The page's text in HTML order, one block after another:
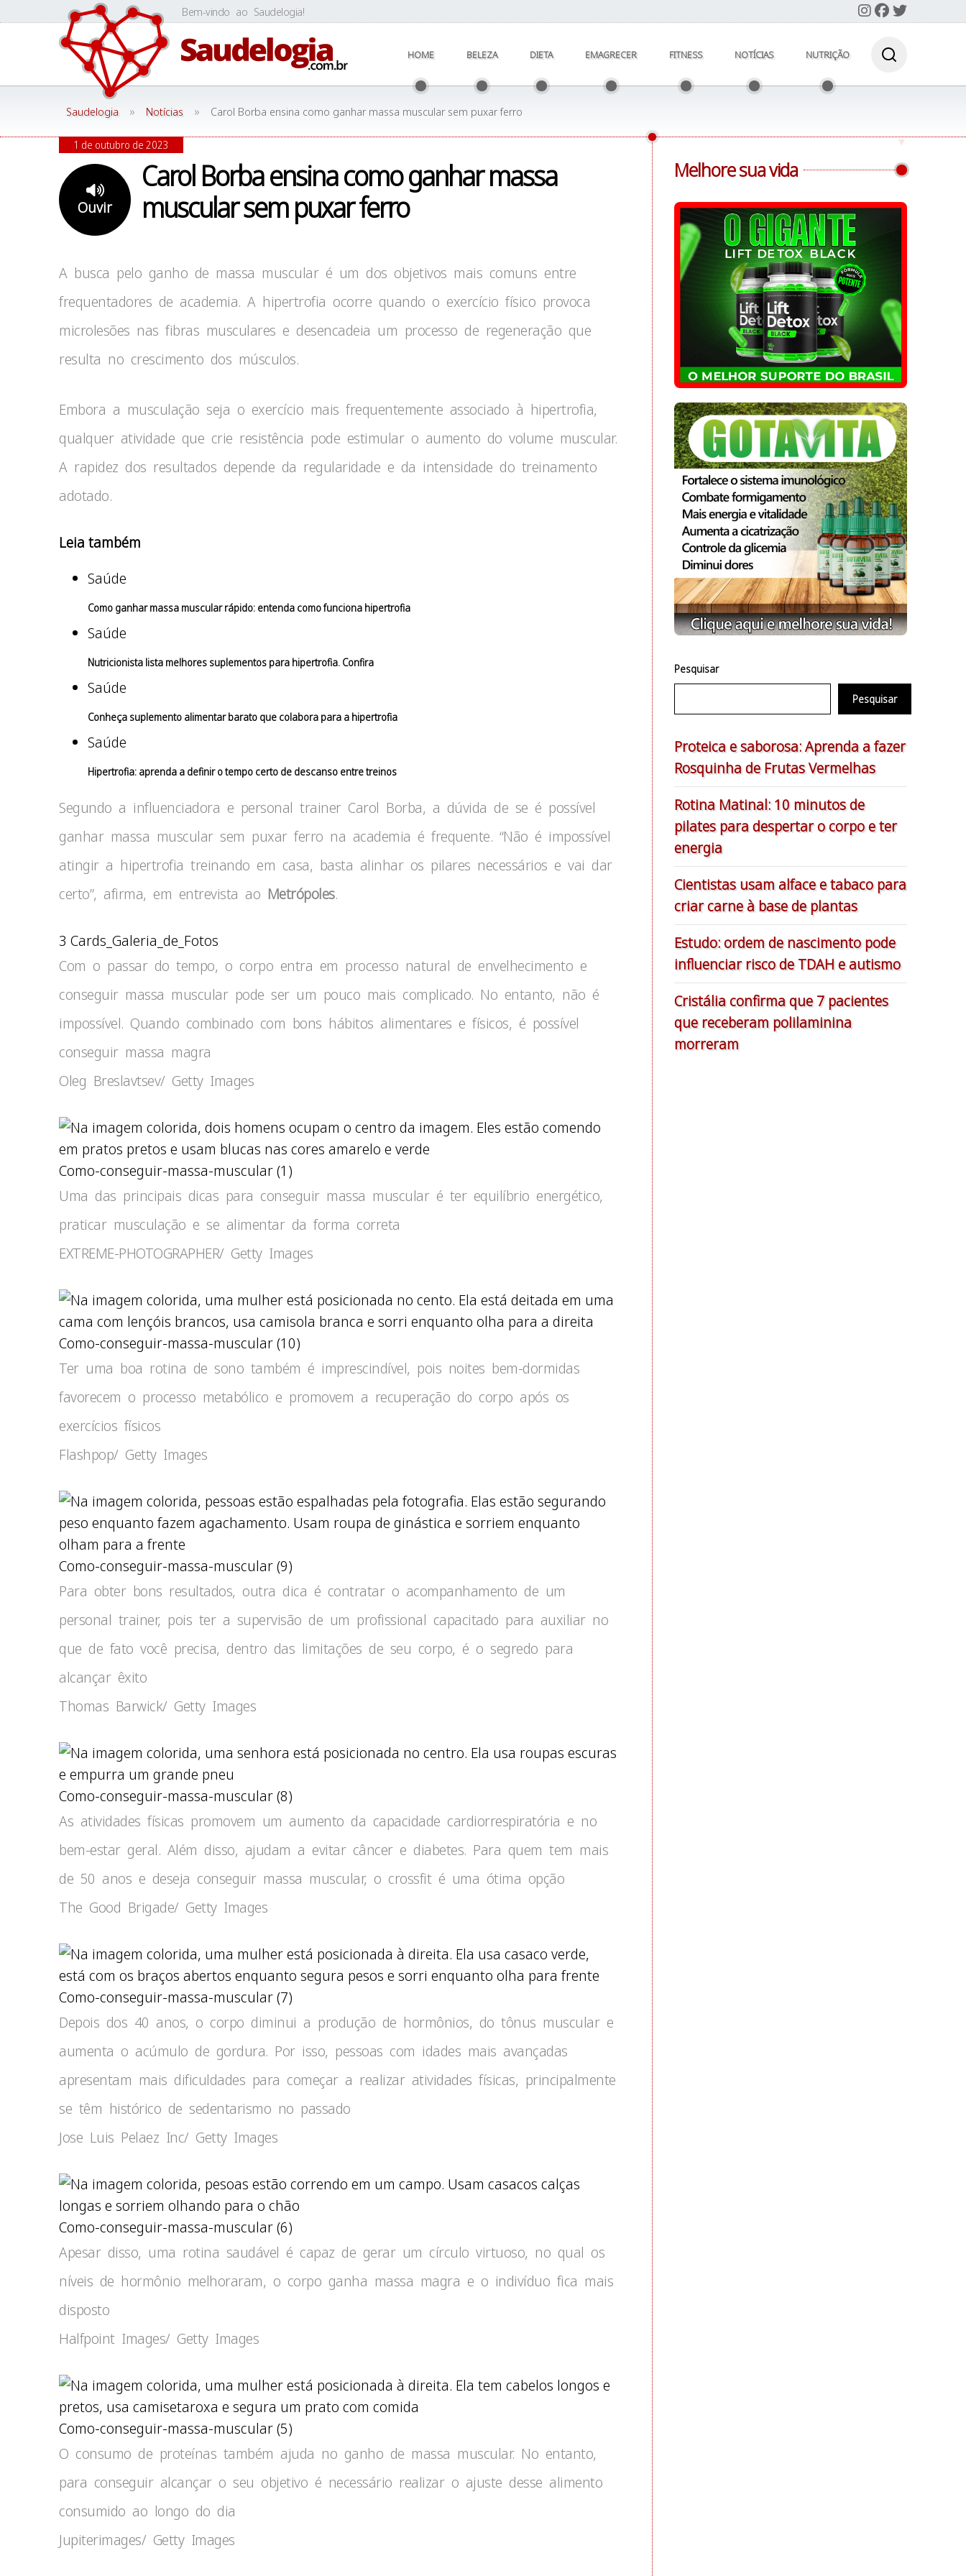
Bem-vindo ao Saudelogia!
HOME BELEZA DIETA EMAGRECER FITNESS NOTÍCIAS NUTRIÇÃO
Saudelogia » Notícias » Carol Borba ensina como ganhar massa muscular sem puxar ferro
Carol Borba ensina como ganhar massa
muscular sem puxar ferro
Ouvir
1 de outubro de 2023
A busca pelo ganho de massa muscular é um dos objetivos mais comuns entre
frequentadores de academia. A hipertrofia ocorre quando o exercício físico provoca
microlesões nas fibras musculares e desencadeia um processo de regeneração que
resulta no crescimento dos músculos.
Embora a musculação seja o exercício mais frequentemente associado à hipertrofia,
qualquer atividade que crie resistência pode estimular o aumento do volume muscular.
A rapidez dos resultados depende da regularidade e da intensidade do treinamento
adotado.
Leia também
Saúde
Como ganhar massa muscular rápido: entenda como funciona hipertrofia
Saúde
Nutricionista lista melhores suplementos para hipertrofia. Confira
Saúde
Conheça suplemento alimentar barato que colabora para a hipertrofia
Saúde
Hipertrofia: aprenda a definir o tempo certo de descanso entre treinos
Segundo a influenciadora e personal trainer Carol Borba, a dúvida de se é possível
ganhar massa muscular sem puxar ferro na academia é frequente. “Não é impossível
atingir a hipertrofia treinando em casa, basta alinhar os pilares necessários e vai dar
certo”, afirma, em entrevista ao Metrópoles.
3 Cards_Galeria_de_Fotos
Com o passar do tempo, o corpo entra em processo natural de envelhecimento e
conseguir massa muscular pode ser um pouco mais complicado. No entanto, não é
impossível. Quando combinado com bons hábitos alimentares e físicos, é possível
conseguir massa magra
Oleg Breslavtsev/ Getty Images
Como-conseguir-massa-muscular (1)
Uma das principais dicas para conseguir massa muscular é ter equilíbrio energético,
praticar musculação e se alimentar da forma correta
EXTREME-PHOTOGRAPHER/ Getty Images
Como-conseguir-massa-muscular (10)
Ter uma boa rotina de sono também é imprescindível, pois noites bem-dormidas
favorecem o processo metabólico e promovem a recuperação do corpo após os
exercícios físicos
Flashpop/ Getty Images
Como-conseguir-massa-muscular (9)
Para obter bons resultados, outra dica é contratar o acompanhamento de um
personal trainer, pois ter a supervisão de um profissional capacitado para auxiliar no
que de fato você precisa, dentro das limitações de seu corpo, é o segredo para
alcançar êxito
Thomas Barwick/ Getty Images
Como-conseguir-massa-muscular (8)
As atividades físicas promovem um aumento da capacidade cardiorrespiratória e no
bem-estar geral. Além disso, ajudam a evitar câncer e diabetes. Para quem tem mais
de 50 anos e deseja conseguir massa muscular, o crossfit é uma ótima opção
The Good Brigade/ Getty Images
Como-conseguir-massa-muscular (7)
Depois dos 40 anos, o corpo diminui a produção de hormônios, do tônus muscular e
aumenta o acúmulo de gordura. Por isso, pessoas com idades mais avançadas
apresentam mais dificuldades para começar a realizar atividades físicas, principalmente
se têm histórico de sedentarismo no passado
Jose Luis Pelaez Inc/ Getty Images
Como-conseguir-massa-muscular (6)
Apesar disso, uma rotina saudável é capaz de gerar um círculo virtuoso, no qual os
níveis de hormônio melhoraram, o corpo ganha massa magra e o indivíduo fica mais
disposto
Halfpoint Images/ Getty Images
Como-conseguir-massa-muscular (5)
O consumo de proteínas também ajuda no ganho de massa muscular. No entanto,
para conseguir alcançar o seu objetivo é necessário realizar o ajuste desse alimento
consumido ao longo do dia
Jupiterimages/ Getty Images
Melhore sua vida
Pesquisar
Pesquisar
Proteica e saborosa: Aprenda a fazer
Rosquinha de Frutas Vermelhas
Rotina Matinal: 10 minutos de
pilates para despertar o corpo e ter
energia
Cientistas usam alface e tabaco para
criar carne à base de plantas
Estudo: ordem de nascimento pode
influenciar risco de TDAH e autismo
Cristália confirma que 7 pacientes
que receberam polilaminina
morreram